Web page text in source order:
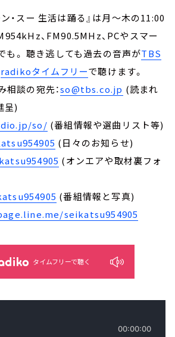
・スー 生活は踊る』は月～木の11:00
、FM90.5MHz、PCやスマー
も。 聴き逃しても過去の音声がTBS
radikoタイムフリーで聴けます。
談の宛先：so@tbs.co.jp (読まれ
呈)
so/ (番組情報や選曲リスト等)
(日々のお知らせ)
(オンエアや取材裏フォ
(番組情報と写真)
seikatsu954905
タイムフリーで聴く